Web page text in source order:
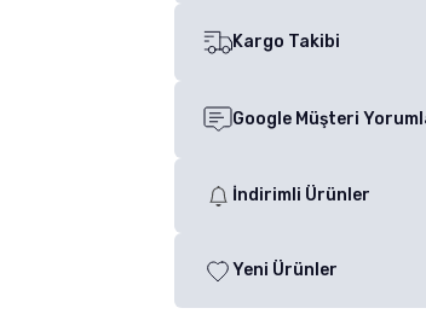
Kargo Takibi
Google Müşteri
İndirimli Ürünler
Yeni Ürünler